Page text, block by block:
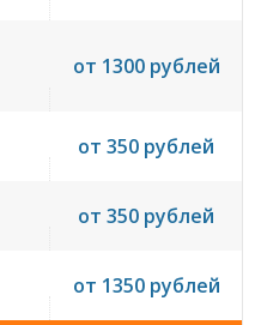
от 1300 рублей
от 350 рублей
от 350 рублей
от 1350 рублей